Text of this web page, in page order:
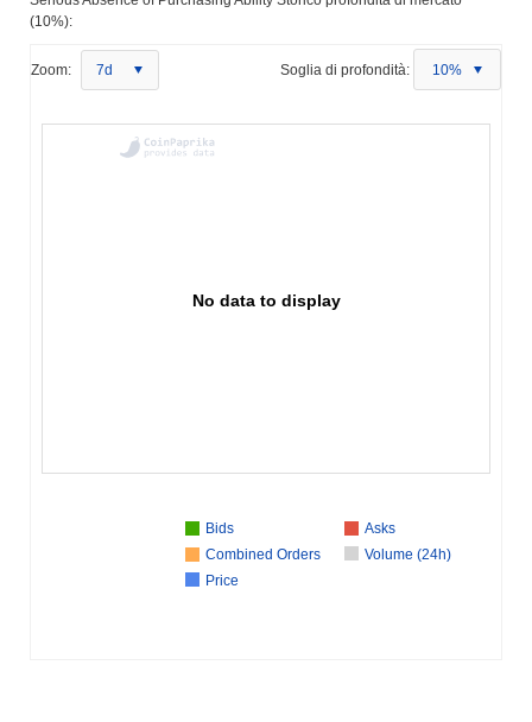
(10%):
Zoom: 7d Soglia di profondità: 10%
No data to display
Bids
Asks
Combined Orders
Volume (24h)
Price